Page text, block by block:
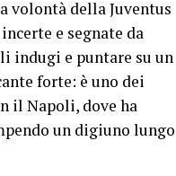
volontà della Juventus
e segnate da
indugi e puntare su un
forte: è uno dei
il Napoli, dove ha
un digiuno lungo